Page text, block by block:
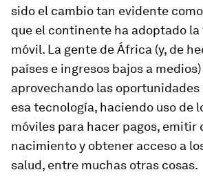
sido el cambio tan evidente
que el continente ha adoptado
móvil. La gente de África (y, de
países e ingresos bajos a
aprovechando las oportunidades
esa tecnología, haciendo uso de
móviles para hacer pagos,
nacimiento y obtener acceso a
salud, entre muchas otras cosas.